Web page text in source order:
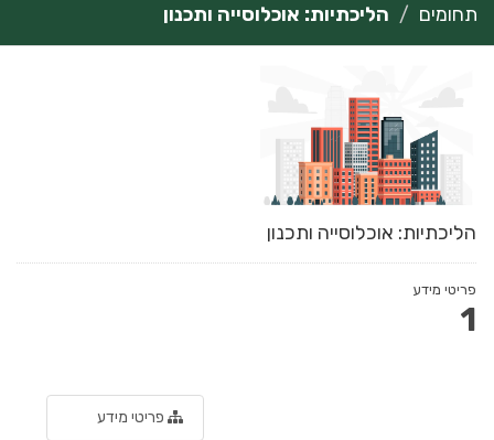
תחומים הליכתיות: אוכלוסייה ותכנון
הליכתיות: אוכלוסייה ותכנון
פריטי מידע
1
פריטי מידע